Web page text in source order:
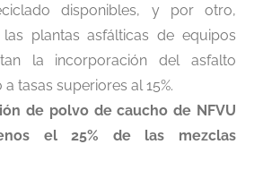
disponibles, y por otro,
plantas asfálticas de equipos
la incorporación del asfalto
tasas superiores al 15%.
de polvo de caucho de NFVU
el 25% de las mezclas